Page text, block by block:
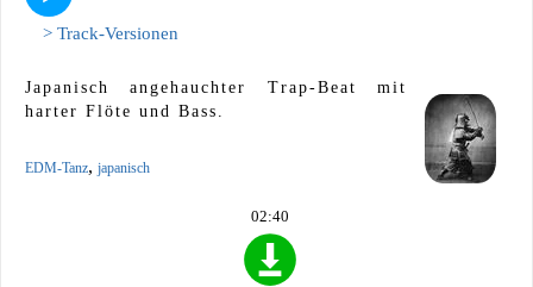
> Track-Versionen
Japanisch angehauchter Trap-Beat mit
harter Flöte und Bass.
EDM-Tanz, japanisch
02:40